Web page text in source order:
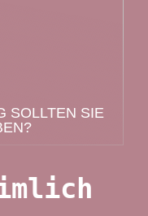
SOLLTEN SIE